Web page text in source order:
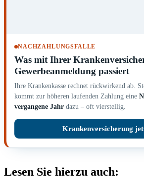
NACHZAHLUNGSFALLE
Was mit Ihrer
Gewerbeanmeldung passiert
Ihre Krankenkasse rechnet rückwirkend ab.
kommt zur höheren laufenden Zahlung eine
vergangene Jahr dazu – oft vierstellig.
Krankenversicherung
Lesen Sie hierzu auch: